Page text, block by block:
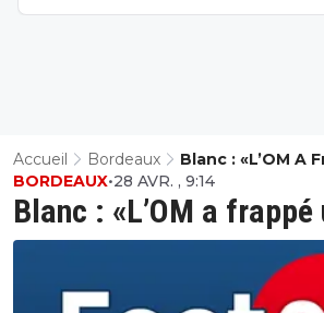
Accueil Bordeaux Blanc : «L’OM A
Blanc : «L’OM a
BORDEAUX•28 AVR. , 9:14